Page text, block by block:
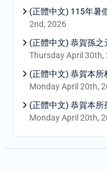
(正體中文) 115年暑
2nd, 2026
(正體中文) 恭賀孫
Thursday April 30th,
(正體中文) 恭賀本
Monday April 20th,
(正體中文) 恭賀本
Monday April 20th,